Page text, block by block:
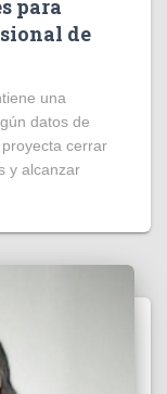
para
de
una
datos de
cerrar
y alcanzar